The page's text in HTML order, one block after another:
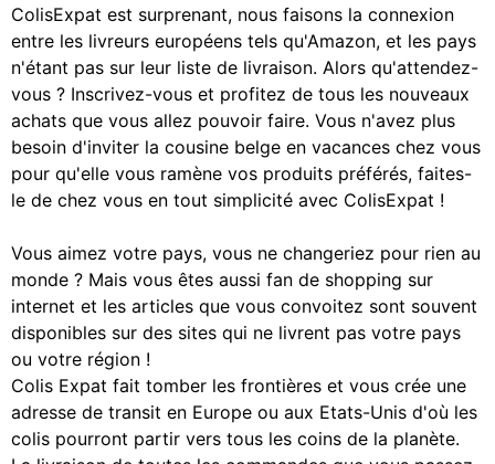
ColisExpat est surprenant, nous faisons la connexion
entre les livreurs européens tels qu'Amazon, et les pays
n'étant pas sur leur liste de livraison. Alors qu'attendez-
vous ? Inscrivez-vous et profitez de tous les nouveaux
achats que vous allez pouvoir faire. Vous n'avez plus
besoin d'inviter la cousine belge en vacances chez vous
pour qu'elle vous ramène vos produits préférés, faites-
le de chez vous en tout simplicité avec ColisExpat !
Vous aimez votre pays, vous ne changeriez pour rien au
monde ? Mais vous êtes aussi fan de shopping sur
internet et les articles que vous convoitez sont souvent
disponibles sur des sites qui ne livrent pas votre pays
ou votre région !
Colis Expat fait tomber les frontières et vous crée une
adresse de transit en Europe ou aux Etats-Unis d'où les
colis pourront partir vers tous les coins de la planète.